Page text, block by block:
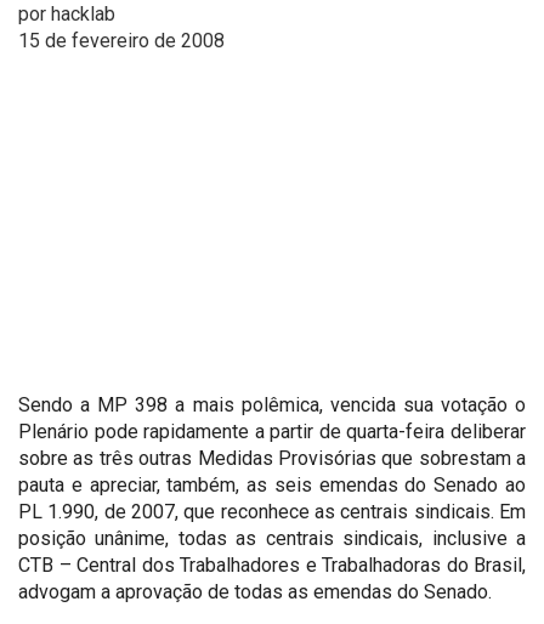
por hacklab
15 de fevereiro de 2008
Sendo a MP 398 a mais polêmica, vencida sua votação o
Plenário pode rapidamente a partir de quarta-feira deliberar
sobre as três outras Medidas Provisórias que sobrestam a
pauta e apreciar, também, as seis emendas do Senado ao
PL 1.990, de 2007, que reconhece as centrais sindicais. Em
posição unânime, todas as centrais sindicais, inclusive a
CTB – Central dos Trabalhadores e Trabalhadoras do Brasil,
advogam a aprovação de todas as emendas do Senado.